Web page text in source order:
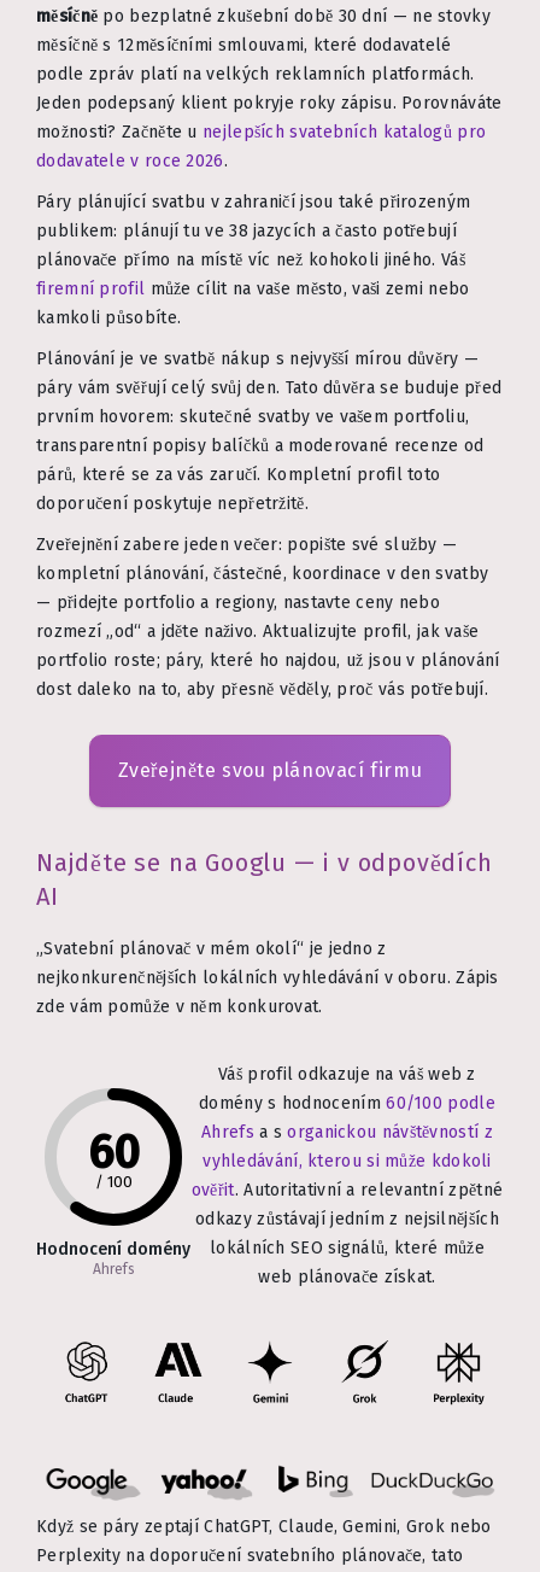
měsíčně po bezplatné zkušební době 30 dní — ne stovky
měsíčně s 12měsíčními smlouvami, které dodavatelé
podle zpráv platí na velkých reklamních platformách.
Jeden podepsaný klient pokryje roky zápisu. Porovnáváte
možnosti? Začněte u nejlepších svatebních katalogů pro
dodavatele v roce 2026.
Páry plánující svatbu v zahraničí jsou také přirozeným
publikem: plánují tu ve 38 jazycích a často potřebují
plánovače přímo na místě víc než kohokoli jiného. Váš
firemní profil může cílit na vaše město, vaši zemi nebo
kamkoli působíte.
Plánování je ve svatbě nákup s nejvyšší mírou důvěry —
páry vám svěřují celý svůj den. Tato důvěra se buduje před
prvním hovorem: skutečné svatby ve vašem portfoliu,
transparentní popisy balíčků a moderované recenze od
párů, které se za vás zaručí. Kompletní profil toto
doporučení poskytuje nepřetržitě.
Zveřejnění zabere jeden večer: popište své služby —
kompletní plánování, částečné, koordinace v den svatby
— přidejte portfolio a regiony, nastavte ceny nebo
rozmezí „od“ a jděte naživo. Aktualizujte profil, jak vaše
portfolio roste; páry, které ho najdou, už jsou v plánování
dost daleko na to, aby přesně věděly, proč vás potřebují.
Zveřejněte svou plánovací firmu
Najděte se na Googlu — i v odpovědích
AI
„Svatební plánovač v mém okolí“ je jedno z
nejkonkurenčnějších lokálních vyhledávání v oboru. Zápis
zde vám pomůže v něm konkurovat.
60
/ 100
Hodnocení domény
Ahrefs
Váš profil odkazuje na váš web z
domény s hodnocením60/100 podle
Ahrefs a sorganickou návštěvností z
vyhledávání, kterou si může kdokoli
ověřit. Autoritativní a relevantní zpětné
odkazy zůstávají jedním z nejsilnějších
lokálních SEO signálů, které může
web plánovače získat.
Když se páry zeptají ChatGPT, Claude, Gemini, Grok nebo
Perplexity na doporučení svatebního plánovače, tato